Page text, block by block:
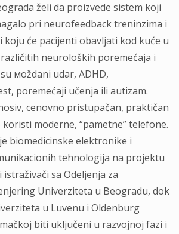
želi da proizvede sistem koji
pri neurofeedback treninzima i
će pacijenti obavljati kod kuće u
neuroloških poremećaja i
моždani udar, ADHD,
poremećaji učenja ili autizam.
cenovno pristupačan, praktičan
moderne, “pametne” telefone.
biomedicinske elektronike i
tehnologija na projektu
sa Odeljenja za
Univerziteta u Beogradu, dok
u Luvenu i Oldenburg
biti uključeni u razvojnoj fazi i